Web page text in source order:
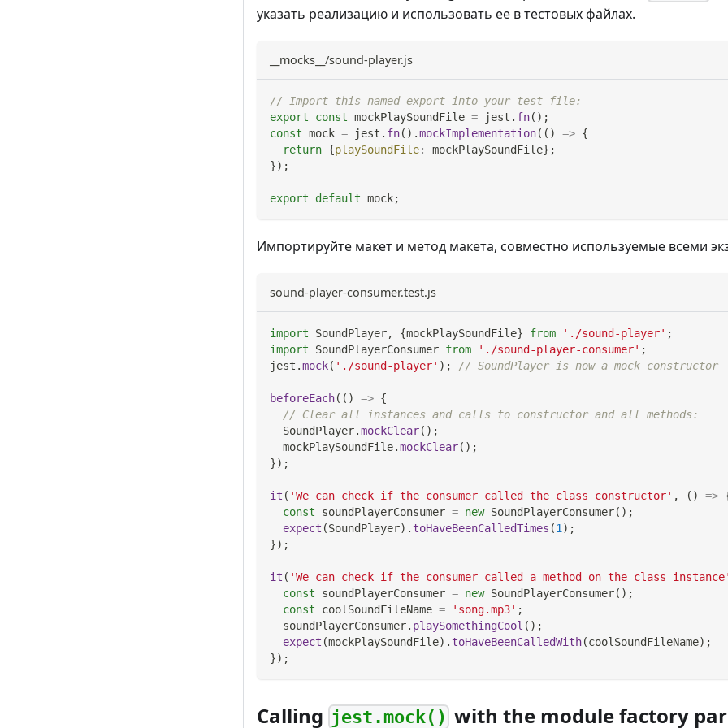
указать реализацию и использовать ее в тестовых файлах.
__mocks__/sound-player.js
// Import this named export into your test file:
export
const mockPlaySoundFile = jest . fn( ) ;
const mock = jest . fn( ) .mockImplementation( ( ) => {
return {playSoundFile: mockPlaySoundFile} ;
}) ;
export default mock;
Импортируйте макет и метод макета, совместно используемые всеми
sound-player-consumer.test.js
import SoundPlayer, {mockPlaySoundFile} from './sound-player' ;
import
SoundPlayerConsumer from './sound-player-consumer' ;
jest .mock( './sound-player' ) ; // SoundPlayer is now a mock constructor
beforeEach( ( ) => {
// Clear all instances and calls to constructor and all methods:
SoundPlayer.mockClear( ) ;
  mockPlaySoundFile
.mockClear( ) ;
}) ;
it ( 'We can check if the consumer called the class constructor' , ( ) =>
const soundPlayerConsumer = new SoundPlayerConsumer( ) ;
expect (SoundPlayer) . toHaveBeenCalledTimes (1 ) ;
}) ;
it ( 'We can check if the consumer called a method on the class instance'
const soundPlayerConsumer = new SoundPlayerConsumer( ) ;
const coolSoundFileName = 'song.mp3' ;
  soundPlayerConsumer
. playSomethingCool ( ) ;
expect (mockPlaySoundFile) . toHaveBeenCalledWith(coolSoundFileName) ;
}) ;
Calling jest.mock() with the module factory